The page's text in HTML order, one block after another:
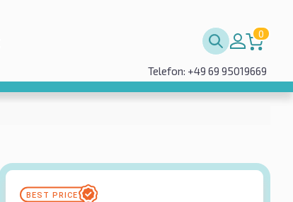
0
Telefon: +49 69 95019669